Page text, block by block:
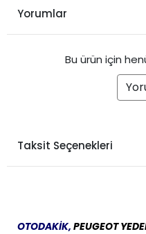
Yorumlar
Bu ürün için
Taksit Seçenekleri
OTODAKİK, PEUGEOT